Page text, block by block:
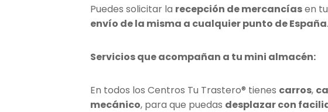
Puedes solicitar la recepción de mercancíasen
envío de la misma a cualquier punto de España.
Servicios que acompañan a tu mini almacén:
En todos los Centros Tu Trastero® tienes carros,
mecánico, para que puedas desplazar con